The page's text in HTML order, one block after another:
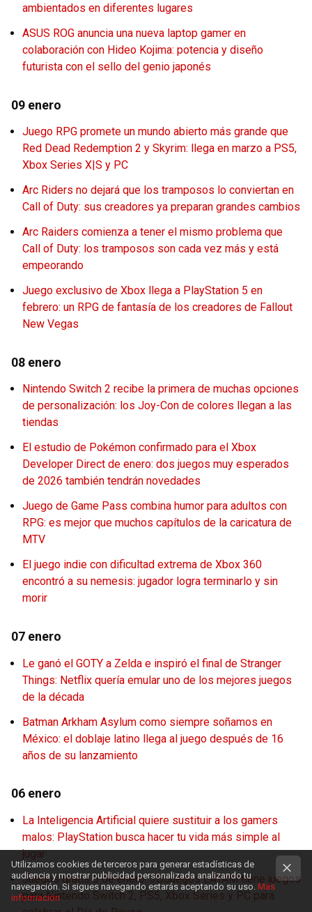
ambientados en diferentes lugares
ASUS ROG anuncia una nueva laptop gamer en
colaboración con Hideo Kojima: potencia y diseño
futurista con el sello del genio japonés
09 enero
Juego RPG promete un mundo abierto más grande que
Red Dead Redemption 2 y Skyrim: llega en marzo a PS5,
Xbox Series X|S y PC
Arc Riders no dejará que los tramposos lo conviertan en
Call of Duty: sus creadores ya preparan grandes cambios
Arc Raiders comienza a tener el mismo problema que
Call of Duty: los tramposos son cada vez más y está
empeorando
Juego exclusivo de Xbox llega a PlayStation 5 en
febrero: un RPG de fantasía de los creadores de Fallout
New Vegas
08 enero
Nintendo Switch 2 recibe la primera de muchas opciones
de personalización: los Joy-Con de colores llegan a las
tiendas
El estudio de Pokémon confirmado para el Xbox
Developer Direct de enero: dos juegos muy esperados
de 2026 también tendrán novedades
Juego de Game Pass combina humor para adultos con
RPG: es mejor que muchos capítulos de la caricatura de
MTV
El juego indie con dificultad extrema de Xbox 360
encontró a su nemesis: jugador logra terminarlo y sin
morir
07 enero
Le ganó el GOTY a Zelda e inspiró el final de Stranger
Things: Netflix quería emular uno de los mejores juegos
de la década
Batman Arkham Asylum como siempre soñamos en
México: el doblaje latino llega al juego después de 16
años de su lanzamiento
06 enero
La Inteligencia Artificial quiere sustituir a los gamers
malos: PlayStation busca hacer tu vida más simple al
jugar
Juegos gratis 6 de enero: 3DJuegos LATAM tiene juegos
para Nintendo Switch 2, PS5, Xbox Series y PC para
Utilizamos cookies de terceros para generar estadísticas de
audiencia y mostrar publicidad personalizada analizando tu
navegación. Si sigues navegando estarás aceptando su uso. Más
información